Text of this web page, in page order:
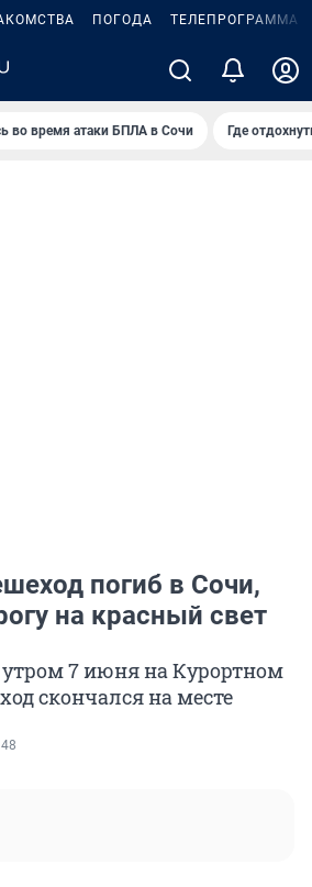
ПОГОДА ТЕЛЕПРОГРАММА
во время атаки БПЛА в Сочи Где
погиб в Сочи,
на красный свет
7 июня на Курортном
скончался на месте